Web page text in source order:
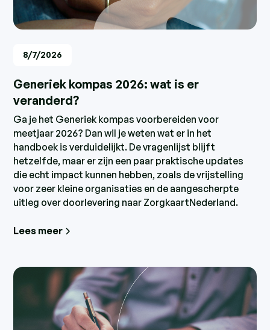
8/7/2026
Generiek kompas 2026: wat is er
veranderd?
Ga je het Generiek kompas voorbereiden voor
meetjaar 2026? Dan wil je weten wat er in het
handboek is verduidelijkt. De vragenlijst blijft
hetzelfde, maar er zijn een paar praktische updates
die echt impact kunnen hebben, zoals de vrijstelling
voor zeer kleine organisaties en de aangescherpte
uitleg over doorlevering naar ZorgkaartNederland.
Lees meer